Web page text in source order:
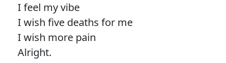
I feel my vibe
I wish five deaths for me
I wish more pain
Alright.